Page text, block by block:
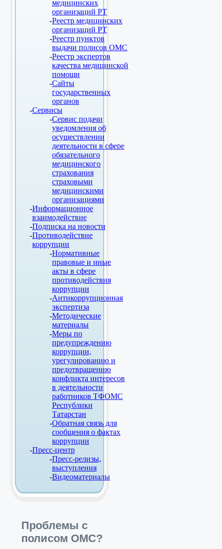
медицинских
организаций РТ
Реестр медицинских
организаций РТ
Реестр пунктов
выдачи полисов ОМС
Реестр экспертов
качества медицинской
помощи
Сайты
государственных
органов
Сервисы
Сервис подачи
уведомления об
осуществлении
деятельности в сфере
обязательного
медицинского
страхования
страховыми
медицинскими
организациями
Информационное
взаимодействие
Подписка на новости
Противодействие
коррупции
Нормативные
правовые и иные
акты в сфере
противодействия
коррупции
Антикоррупционная
экспертиза
Методические
материалы
Меры по
предупреждению
коррупции,
урегулированию и
предотвращению
конфликта интересов
в деятельности
работников ТФОМС
Республики
Татарстан
Обратная связь для
сообщения о фактах
коррупции
Пресс-центр
Пресс-релизы,
выступления
Видеоматериалы
Проблемы с
полисом ОМС?